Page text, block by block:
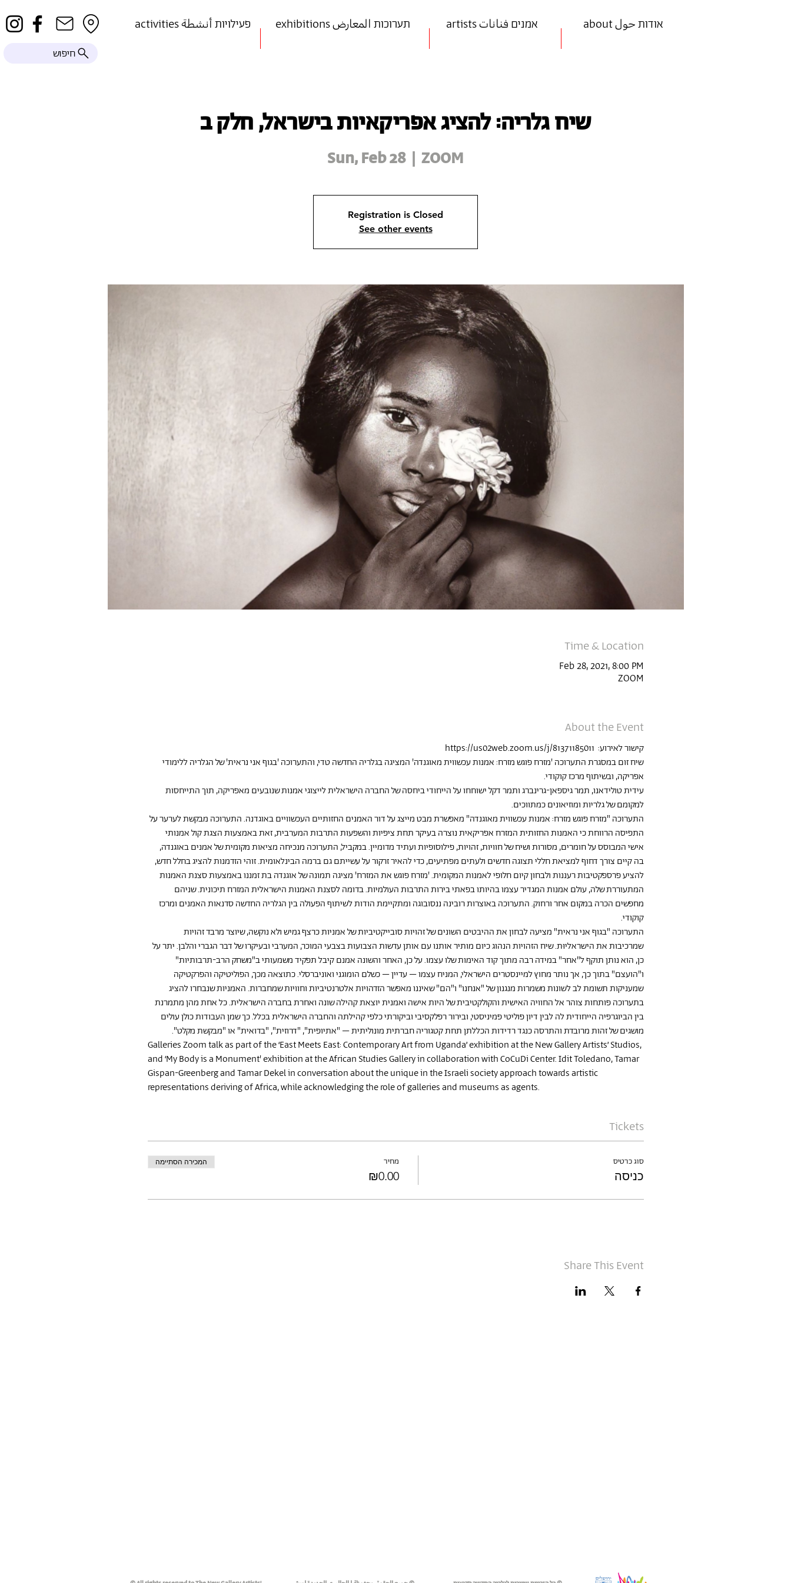
חיפוש
activities פעילויות أنشطة exhibitions תערוכות المعارض artists אמנים فنانات about אודות حول
שיח גלריה: להציג אפריקאיות בישראל, חלק ב
Sun, Feb 28
  |
ZOOM
Registration is Closed
See other events
Time & Location
Feb 28, 2021, 8:00 PM
ZOOM
About the Event
קישור לאירוע:
שיח זום במסגרת התערוכה 'מזרח פוגש מזרח: אמנות עכשווית מאוגנדה' המציגה בגלריה החדשה טדי, והתערוכה 'בגוף אני נראית' של הגלריה ללימודי
אפריקה, ובשיתוף מרכז קוקודי.
עידית טולידאנו, תמר גיספאן-גרינברג ותמר דקל ישוחחו על הייחודי ביחסה של החברה הישראלית לייצוגי אמנות שנובעים מאפריקה, תוך התייחסות
למקומם של גלריות ומוזיאונים כמתווכים.
התערוכה "מזרח פוגש מזרח: אמנות עכשווית מאוגנדה" מאפשרת מבט מייצג על דור האמנים החזותיים העכשוויים באוגדנה. התערוכה מבקשת לערער על
התפיסה הרווחת כי האמנות החזותית המזרח אפריקאית נוצרה בעיקר תחת ציפיות והשפעות התרבות המערבית, זאת באמצעות הצגת קול אמנותי
אישי המבוסס על חומרים, מסורות ושיח של חוויות, זהויות, פילוסופיות ועתיד מדומיין. במקביל, התערוכה מנכיחה מציאות מקומית של אמנים באוגנדה,
בה קיים צורך דחוף למציאת חללי תצוגה חדשים ולעתים מפתיעים, כדי להאיר זרקור על עשייתם גם ברמה הבינלאומית. זוהי הזדמנות להציג בחלל חדש,
להציע פרספקטיבות רעננות ולבחון קיום חלופי לאמנות המקומית. 'מזרח פוגש את המזרח' מציגה תמונה של אוגנדה בת זמננו באמצעות סצנת האמנות
המתעוררת שלה, עולם אמנות המגדיר עצמו בהיותו בפאתי בירות התרבות העולמיות. בדומה לסצנת האמנות הישראלית המזרח תיכונית. שניהם
מחפשים הכרה במקום אחר ורחוק. התערוכה באוצרות רובינה ננסובוגה ומתקיימת הודות לשיתוף הפעולה בין הגלריה החדשה סדנאות האמנים ומרכז
קוקודי.
התערוכה "בגוף אני נראית" מציעה לבחון את ההיבטים השונים של זהויות סובייקטיביות של אמניות כרצף גמיש ולא נוקשה, שיוצר מרבד זהויות
שמרכיבות את הישראליוּת. שיח הזהויות הנהוג כיום מותיר אותנו עם אותן עדשות הצבועות בצבעי המוכר, המערבי ובעיקרו של דבר הגברי והלבן. יתר על
כן, הוא נותן תוקף ל"אחר" במידה רבה מתוך קוד האימות שלו עצמו. על כן, האחר והשונה אמנם קיבל תפקיד משמעותי ב"משחק הרב-תרבותיות"
ו"הועצם" בתוך כך, אך נותר מחוץ למיינסטרים הישראלי, המניח עצמו – עדיין – כשלם הומוגני ואוניברסלי. כתוצאה מכך, הפוליטיקה והפרקטיקה
שמעניקות תשומת לב לשונות משמרות מנגנון של "אנחנו" ו"הם" שאיננו מאפשר הזדהויות אלטרנטיביות וחוויות שמחברות. האמניות שנבחרו להציג
בתערוכה פותחות צוהר אל החוויה האישית והקולקטיבית של היות אישה ואמנית יוצאת קהילה שונה ואחרת בחברה הישראלית. כל אחת מהן מתמרנת
בין הביוגרפיה הייחודית לה לבין דיון פוליטי פמיניסטי, ובירור רפלקסיבי וביקורתי כלפי קהילתה והחברה הישראלית בכלל. כך שמן העבודות כולן עולים
מושגים של זהות מרובדת והתרסה כנגד רדידות הכללתן תחת קטגוריה חברתית מונוליתית – "אתיופית", "דרוזית", "בדואית" או "מבקשת מקלט".
Galleries Zoom talk as part of the ‘East Meets East: Contemporary Art from Uganda’ exhibition at the New Gallery Artists’ Studios,
and ‘My Body is a Monument' exhibition at the African Studies Gallery in collaboration with CoCuDi Center. Idit Toledano, Tamar
Gispan-Greenberg and Tamar Dekel in conversation about the unique in the Israeli society approach towards artistic
representations deriving of Africa, while acknowledging the role of galleries and museums as agents.
Tickets
סוג כרטיס
כניסה
מחיר
₪0.00
המכירה הסתיימה
Share This Event